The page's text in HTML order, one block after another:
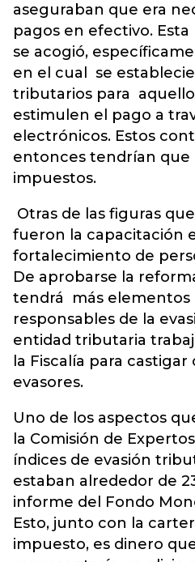
aseguraban que era
pagos en efectivo.
se acogió,
en el cual se
tributarios para
estimulen el pago a
electrónicos. Estos
entonces tendrían que
impuestos.
Otras de las figuras
fueron la capacitación
fortalecimiento de
De aprobarse la
tendrá más elementos
responsables de la
entidad tributaria
la Fiscalía para
evasores.
Uno de los aspectos
la Comisión de
índices de evasión
estaban alrededor de
informe del Fondo
Esto, junto con la
impuesto, es dinero